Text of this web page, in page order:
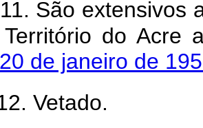
São extensivos
do
de janeiro de
Vetado.